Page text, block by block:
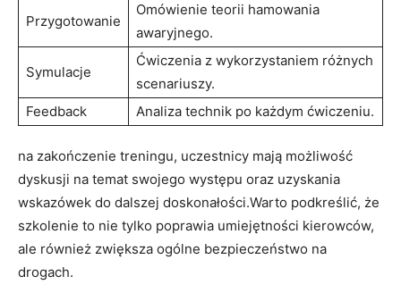
Przygotowanie
Omówienie teorii hamowania
awaryjnego.
Symulacje
Ćwiczenia z wykorzystaniem różnych
scenariuszy.
Feedback
Analiza‌ technik po każdym ćwiczeniu.
na ⁤zakończenie treningu, uczestnicy mają możliwość
dyskusji​ na ⁢temat swojego⁢ występu oraz uzyskania
wskazówek do dalszej doskonałości.Warto podkreślić, że ​
szkolenie to nie tylko poprawia umiejętności kierowców, ​
ale również zwiększa ⁤ogólne bezpieczeństwo na
⁤drogach.